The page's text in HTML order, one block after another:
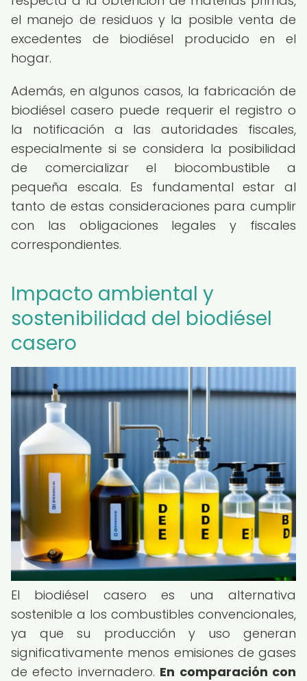
el manejo de residuos y la posible venta de
excedentes de biodiésel producido en el
hogar.
Además, en algunos casos, la fabricación de
biodiésel casero puede requerir el registro o
la notificación a las autoridades fiscales,
especialmente si se considera la posibilidad
de comercializar el biocombustible a
pequeña escala. Es fundamental estar al
tanto de estas consideraciones para cumplir
con las obligaciones legales y fiscales
correspondientes.
Impacto ambiental y
sostenibilidad del biodiésel
casero
El biodiésel casero es una alternativa
sostenible a los combustibles convencionales,
ya que su producción y uso generan
significativamente menos emisiones de gases
de efecto invernadero. En comparación con